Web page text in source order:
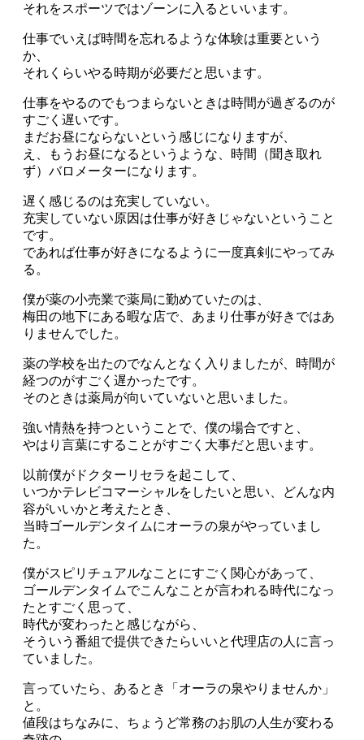
それをスポーツではゾーンに入るといいます。
仕事でいえば時間を忘れるような体験は重要という
か、
それくらいやる時期が必要だと思います。
仕事をやるのでもつまらないときは時間が過ぎるのが
すごく遅いです。
まだお昼にならないという感じになりますが、
え、もうお昼になるというような、時間（聞き取れ
ず）バロメーターになります。
遅く感じるのは充実していない。
充実していない原因は仕事が好きじゃないということ
です。
であれば仕事が好きになるように一度真剣にやってみ
る。
僕が薬の小売業で薬局に勤めていたのは、
梅田の地下にある暇な店で、あまり仕事が好きではあ
りませんでした。
薬の学校を出たのでなんとなく入りましたが、時間が
経つのがすごく遅かったです。
そのときは薬局が向いていないと思いました。
強い情熱を持つということで、僕の場合ですと、
やはり言葉にすることがすごく大事だと思います。
以前僕がドクターリセラを起こして、
いつかテレビコマーシャルをしたいと思い、どんな内
容がいいかと考えたとき、
当時ゴールデンタイムにオーラの泉がやっていまし
た。
僕がスピリチュアルなことにすごく関心があって、
ゴールデンタイムでこんなことが言われる時代になっ
たとすごく思って、
時代が変わったと感じながら、
そういう番組で提供できたらいいと代理店の人に言っ
ていました。
言っていたら、あるとき「オーラの泉やりませんか」
と。
値段はちなみに、ちょうど常務のお肌の人生が変わる